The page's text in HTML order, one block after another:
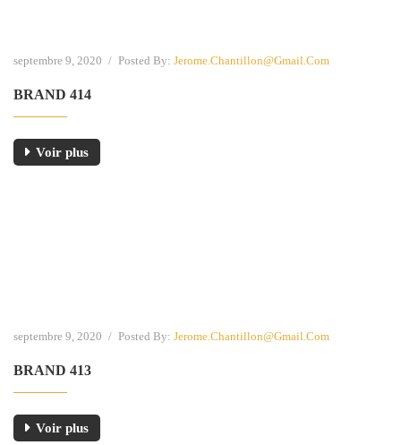
septembre 9, 2020 / Posted By: Jerome.chantillon@gmail.com
BRAND 414
Voir plus
septembre 9, 2020 / Posted By: Jerome.chantillon@gmail.com
BRAND 413
Voir plus